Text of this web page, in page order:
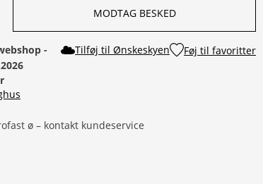
MODTAG BESKED
-
Tilføj til Ønskeskyen Føj til favoritter
ø – kontakt kundeservice